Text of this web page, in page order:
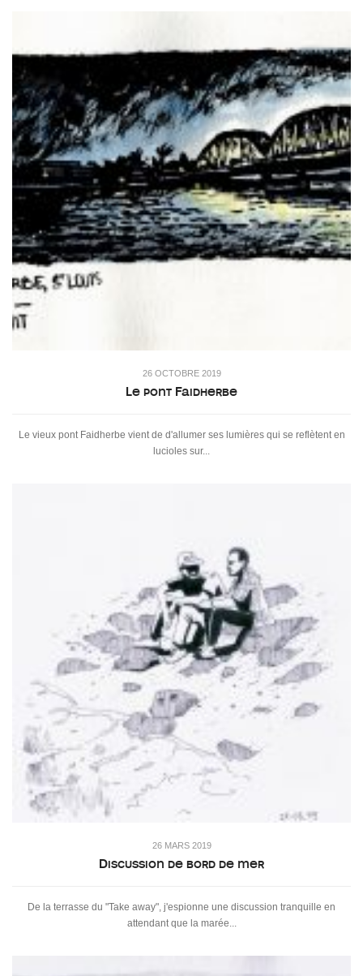
26 OCTOBRE 2019
Le pont Faidherbe
Le vieux pont Faidherbe vient de d'allumer ses lumières qui se reflètent en
lucioles sur...
26 MARS 2019
Discussion de bord de mer
De la terrasse du "Take away", j'espionne une discussion tranquille en
attendant que la marée...